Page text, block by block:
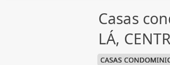
Casas
LÁ,
CASAS